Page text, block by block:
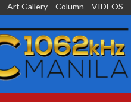
Art Gallery Column VIDEOS